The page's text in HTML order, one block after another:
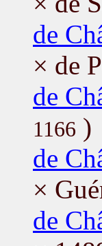
de
× de
de
1166 )
de
×
de